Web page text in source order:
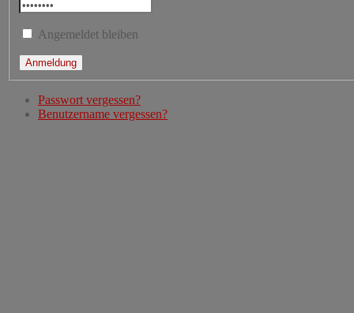
Angemeldet bleiben
Passwort vergessen?
Benutzername vergessen?